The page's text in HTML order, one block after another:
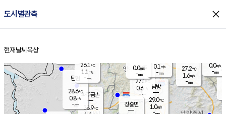
도시별관측 close
홈
현재날씨 육상
양주
27.0℃
0.6
-mm
파주금촌
28.9℃
27.2℃
1.6m/s
-mm
탄현
28.6℃
0.8m/s
-mm
0.0m/s
-mm
남방
29.0℃
1.0m/s
장흥면
0.0m/s
-mm
26.1℃
1.1 m/s
-mm
0.1 m/s
-mm